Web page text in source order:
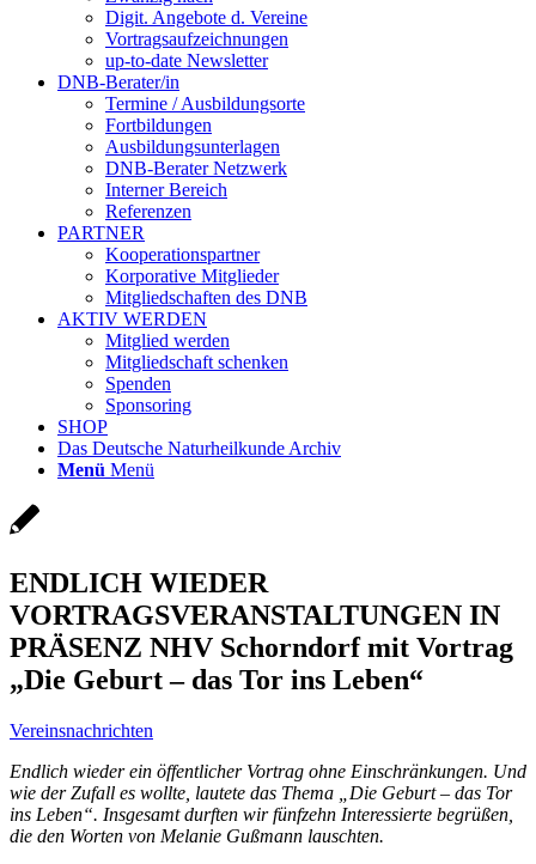
Digit. Angebote d. Vereine
Vortragsaufzeichnungen
up-to-date Newsletter
DNB-Berater/in
Termine / Ausbildungsorte
Fortbildungen
Ausbildungsunterlagen
DNB-Berater Netzwerk
Interner Bereich
Referenzen
PARTNER
Kooperationspartner
Korporative Mitglieder
Mitgliedschaften des DNB
AKTIV WERDEN
Mitglied werden
Mitgliedschaft schenken
Spenden
Sponsoring
SHOP
Das Deutsche Naturheilkunde Archiv
Menü Menü
ENDLICH WIEDER
VORTRAGSVERANSTALTUNGEN IN
PRÄSENZ NHV Schorndorf mit Vortrag
„Die Geburt – das Tor ins Leben“
Vereinsnachrichten
Endlich wieder ein öffentlicher Vortrag ohne Einschränkungen. Und
wie der Zufall es wollte, lautete das Thema „Die Geburt – das Tor
ins Leben“. Insgesamt durften wir fünfzehn Interessierte begrüßen,
die den Worten von Melanie Gußmann lauschten.